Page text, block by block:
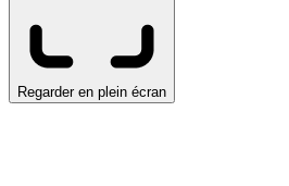
Regarder en plein écran